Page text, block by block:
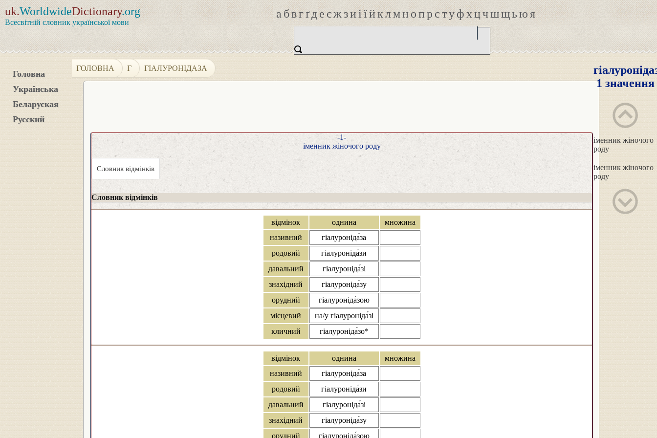
uk.WorldwideDictionary.org
Всесвітній словник української мови
абвгґдеєжзиіїйклмнопрстуфхцчшщьюя
Головна
Українська
Беларуская
Русский
ГОЛОВНА Г ГІАЛУРОНІДАЗА
1 значення
іменник жіночого
роду
іменник жіночого
роду
-1-
іменник жіночого роду
Словник відмінків
Словник відмінків
відмінок однина
множина
називний
гіалуроніда́за
родовий
гіалуроніда́зи
давальний
гіалуроніда́зі
знахідний
гіалуроніда́зу
орудний
гіалуроніда́зою
місцевий
на/у гіалуроніда́зі
кличний
гіалуроніда́зо*
відмінок однина
множина
називний
гіалуроніда́за
родовий
гіалуроніда́зи
давальний
гіалуроніда́зі
знахідний
гіалуроніда́зу
орудний
гіалуроніда́зою